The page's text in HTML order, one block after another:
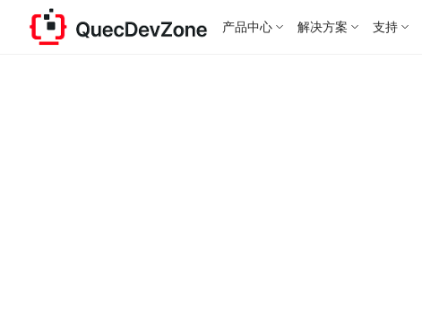
产品中心 解决方案 支持